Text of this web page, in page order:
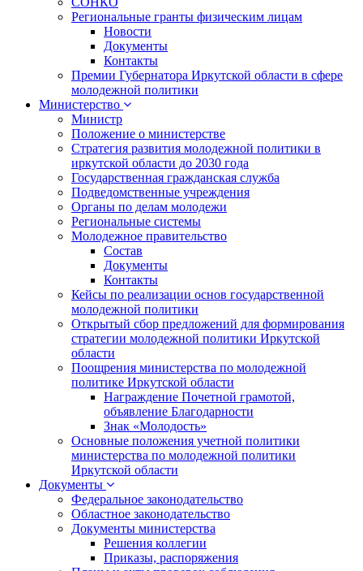
Региональные гранты физическим лицам
Новости
Документы
Контакты
Премии Губернатора Иркутской области в сфере
молодежной политики
Министерство
Министр
Положение о министерстве
Стратегия развития молодежной политики в
иркутской области до 2030 года
Государственная гражданская служба
Подведомственные учреждения
Органы по делам молодежи
Региональные системы
Молодежное правительство
Состав
Документы
Контакты
Кейсы по реализации основ государственной
молодежной политики
Открытый сбор предложений для формирования
стратегии молодежной политики Иркутской
области
Поощрения министерства по молодежной
политике Иркутской области
Награждение Почетной грамотой,
объявление Благодарности
Знак «Молодость»
Основные положения учетной политики
министерства по молодежной политики
Иркутской области
Документы
Федеральное законодательство
Областное законодательство
Документы министерства
Решения коллегии
Приказы, распоряжения